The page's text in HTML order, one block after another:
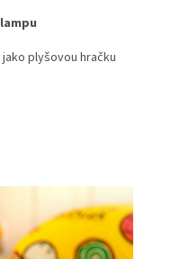
plyšovou hračku